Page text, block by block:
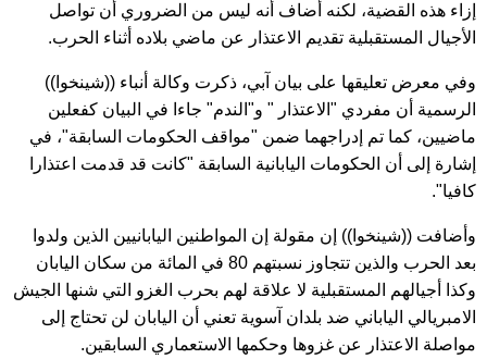
إزاء هذه القضية، لكنه أضاف أنه ليس من الضروري أن تواصل
الأجيال المستقبلية تقديم الاعتذار عن ماضي بلاده أثناء الحرب.
وفي معرض تعليقها على بيان آبي، ذكرت وكالة أنباء ((شينخوا))
الرسمية أن مفردي "الاعتذار " و"الندم" جاءا في البيان كفعلين
ماضيين، كما تم إدراجهما ضمن "مواقف الحكومات السابقة"، في
إشارة إلى أن الحكومات اليابانية السابقة "كانت قد قدمت اعتذارا
كافيا".
وأضافت ((شينخوا)) إن مقولة إن المواطنين اليابانيين الذين ولدوا
بعد الحرب والذين تتجاوز نسبتهم 80 في المائة من سكان اليابان
وكذا أجيالهم المستقبلية لا علاقة لهم بحرب الغزو التي شنها الجيش
الامبريالي الياباني ضد بلدان آسوية تعني أن اليابان لن تحتاج إلى
مواصلة الاعتذار عن غزوها وحكمها الاستعماري السابقين.